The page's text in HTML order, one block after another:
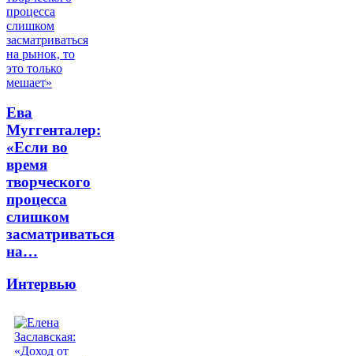
Ева
Муггенталер:
«Если во
время
творческого
процесса
слишком
засматриваться
на…
Интервью